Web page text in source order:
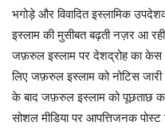
भगोड़े और विवादित इस्लामिक
इस्लाम की मुसीबत बढ़ती नज़र आ
जफ़रुल इस्लाम पर देशद्रोह का केस
लिए जफ़रुल इस्लाम को नोटिस
के बाद जफ़रुल इस्लाम को पूछताछ
सोशल मीडिया पर आपत्तिजनक पोस्ट